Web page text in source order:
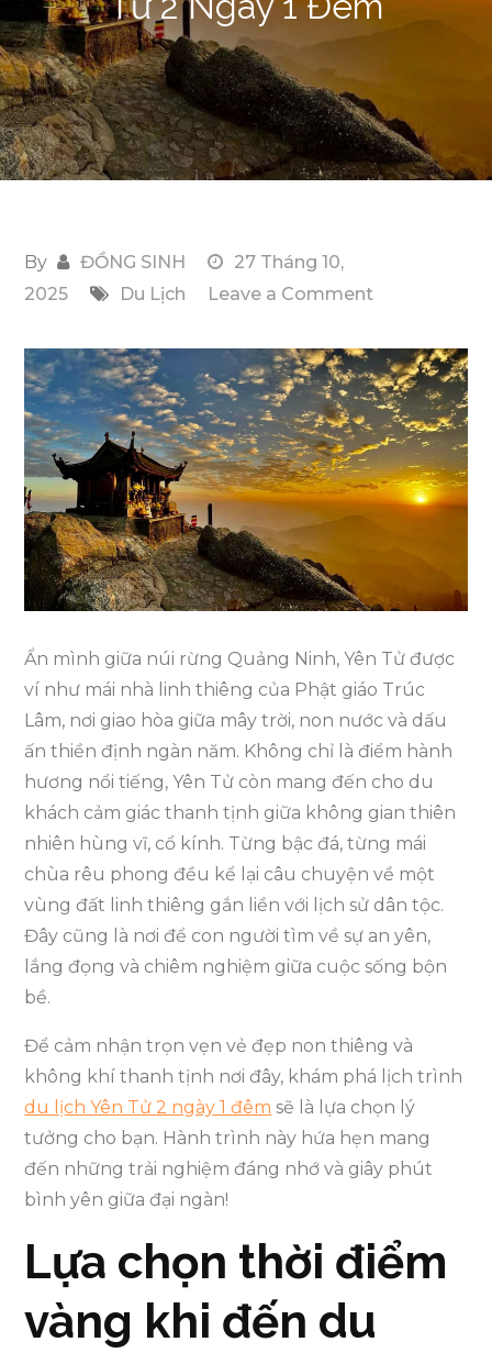
By ĐỒNG SINH
27 Tháng 10,
2025
Du Lịch Leave a Comment
Phá
Lịch
Trình
Du
Lịch
Yên
Ngày
Đêm
Ẩn mình giữa núi rừng Quảng Ninh, Yên Tử được
ví như mái nhà linh thiêng của Phật giáo Trúc
Lâm, nơi giao hòa giữa mây trời, non nước và dấu
ấn thiền định ngàn năm. Không chỉ là điểm hành
hương nổi tiếng, Yên Tử còn mang đến cho du
khách cảm giác thanh tịnh giữa không gian thiên
nhiên hùng vĩ, cổ kính. Từng bậc đá, từng mái
chùa rêu phong đều kể lại câu chuyện về một
vùng đất linh thiêng gắn liền với lịch sử dân tộc.
Đây cũng là nơi để con người tìm về sự an yên,
lắng đọng và chiêm nghiệm giữa cuộc sống bộn
bề.
Để cảm nhận trọn vẹn vẻ đẹp non thiêng và
không khí thanh tịnh nơi đây, khám phá lịch trình
du lịch Yên Tử 2 ngày 1 đêm sẽ là lựa chọn lý
tưởng cho bạn. Hành trình này hứa hẹn mang
đến những trải nghiệm đáng nhớ và giây phút
bình yên giữa đại ngàn!
Lựa chọn thời điểm
vàng khi đến du